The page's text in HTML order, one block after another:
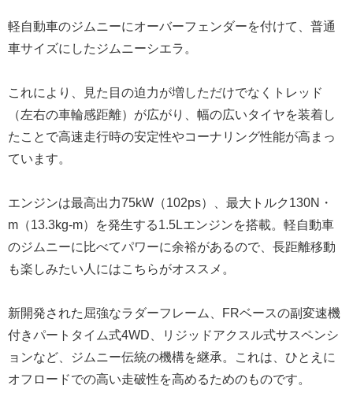
軽自動車のジムニーにオーバーフェンダーを付けて、普通
車サイズにしたジムニーシエラ。
これにより、見た目の迫力が増しただけでなくトレッド
（左右の車輪感距離）が広がり、幅の広いタイヤを装着し
たことで高速走行時の安定性やコーナリング性能が高まっ
ています。
エンジンは最高出力75kW（102ps）、最大トルク130N・
m（13.3kg-m）を発生する1.5Lエンジンを搭載。軽自動車
のジムニーに比べてパワーに余裕があるので、長距離移動
も楽しみたい人にはこちらがオススメ。
新開発された屈強なラダーフレーム、FRベースの副変速機
付きパートタイム式4WD、リジッドアクスル式サスペンシ
ョンなど、ジムニー伝統の機構を継承。これは、ひとえに
オフロードでの高い走破性を高めるためのものです。